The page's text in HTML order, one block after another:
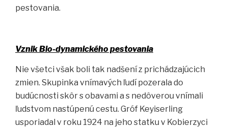
pestovania.
Vznik Bio-dynamického pestovania
Nie všetci však boli tak nadšení z prichádzajúcich
zmien. Skupinka vnímavých ľudí pozerala do
budúcnosti skôr s obavami a s nedôverou vnímali
ľudstvom nastúpenú cestu. Gróf Keyiserling
usporiadal v roku 1924 na jeho statku v Kobierzyci